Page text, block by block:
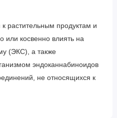
растительным продуктам и
или косвенно влиять на
(ЭКС), а также
эндоканнабиноидов
не относящихся к